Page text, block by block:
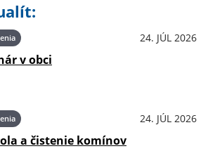
24. JÚL 2026
v obci
24. JÚL 2026
a čistenie komínov